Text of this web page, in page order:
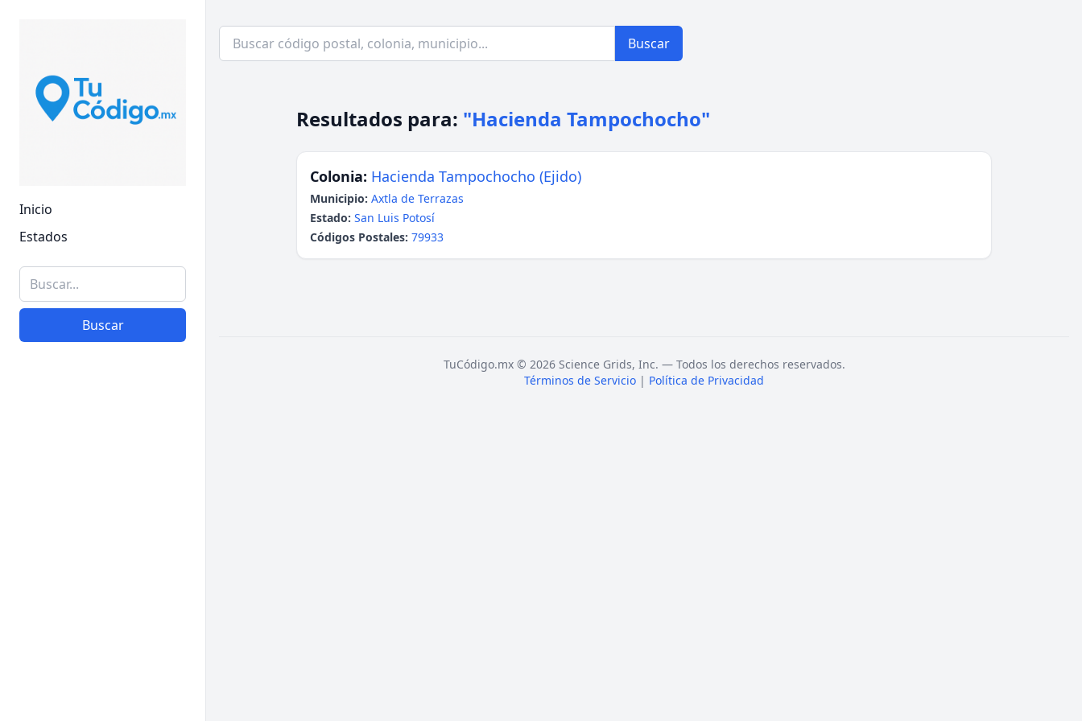
Inicio
Estados
Buscar
Buscar
Resultados para: "Hacienda Tampochocho"
Colonia: Hacienda Tampochocho (Ejido)
Municipio: Axtla de Terrazas
Estado: San Luis Potosí
Códigos Postales: 79933
TuCódigo.mx © 2026 Science Grids, Inc. — Todos los derechos reservados.
Términos de Servicio | Política de Privacidad